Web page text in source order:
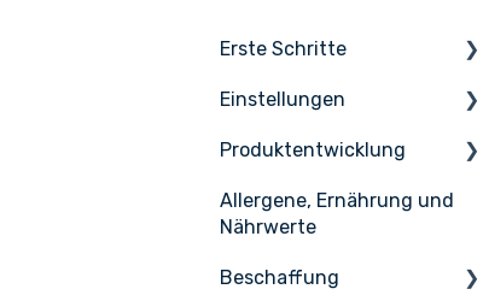
Erste Schritte
Die Grundlagen
Apicbase einrichten
Infos & Hilfe
Einstellungen
Einstellungen
Benutzerverwaltung
Produktentwicklung
Inhaltsstoffen
Allergene, Ernährung und
Nährwerte
Beschaffung